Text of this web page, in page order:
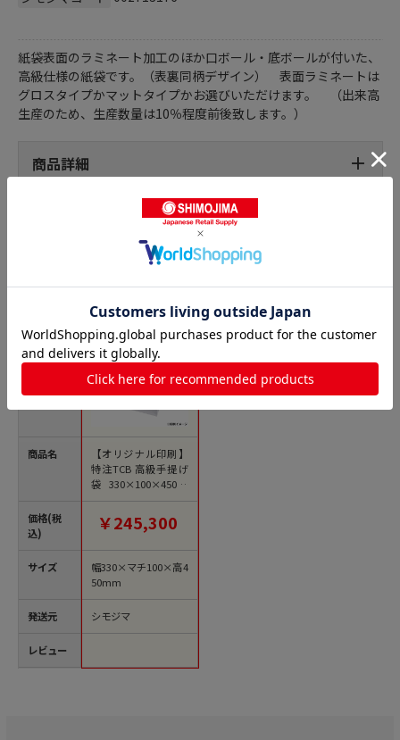
紙袋表面のラミネート加工のほか口ボール・底ボールが付いた、
高級仕様の紙袋です。（表裏同柄デザイン） 表面ラミネートは
グロスタイプかマットタイプかお選びいただけます。 （出来高
生産のため、生産数量は10％程度前後致します。）
商品詳細
オリジナル印刷 小ロット チャームバッグの人気商品との
商品名
価格(税
込)
サイズ
発送元
レビュー
【オリジナル印刷】
特注TCB 高級手提げ
袋 330×100×450 1
色 ベタ無 1000枚
￥245,300
幅330×マチ100×高4
50mm
シモジマ